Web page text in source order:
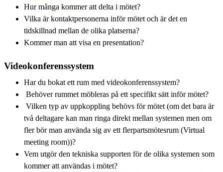
Hur många kommer att delta i mötet?
Vilka är kontaktpersonerna inför mötet och är det en
tidskillnad mellan de olika platserna?
Kommer man att visa en presentation?
Videokonferenssystem
Har du bokat ett rum med videokonferenssystem?
Behöver rummet möbleras på ett specifikt sätt inför mötet?
Vilken typ av uppkoppling behövs för mötet (om det bara är
två deltagare kan man ringa direkt mellan systemen men om
fler bör man använda sig av ett flerpartsmötesrum (Virtual
meeting room))?
Vem utgör den tekniska supporten för de olika systemen som
kommer att användas i mötet?